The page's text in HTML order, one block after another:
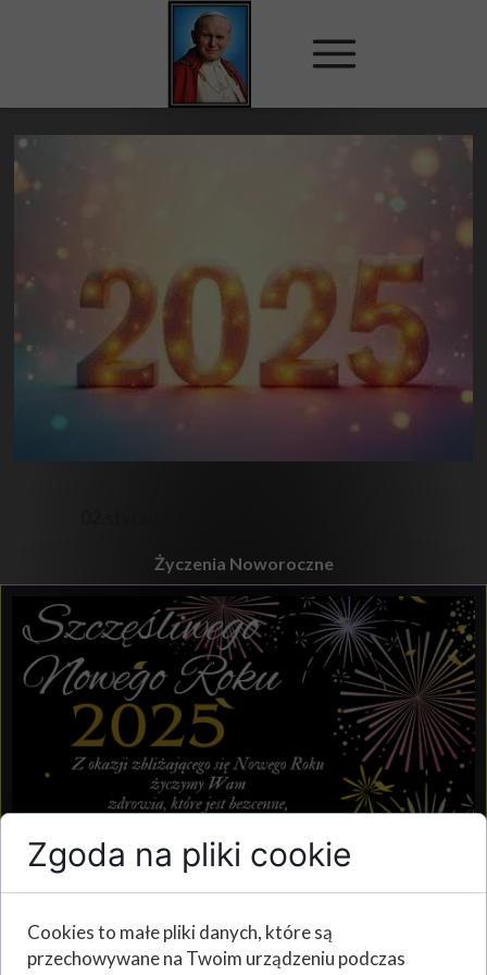
Życzenia Noworoczne
Zgoda na pliki cookie
Cookies to małe pliki danych, które są
przechowywane na Twoim urządzeniu podczas